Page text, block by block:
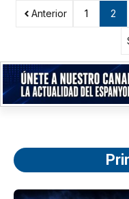
Anterior 1 2